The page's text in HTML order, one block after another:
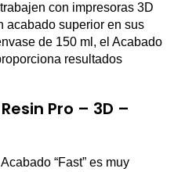
con impresoras 3D
acabado superior en sus
de 150 ml, el Acabado
resultados
Pro – 3D –
“Fast” es muy